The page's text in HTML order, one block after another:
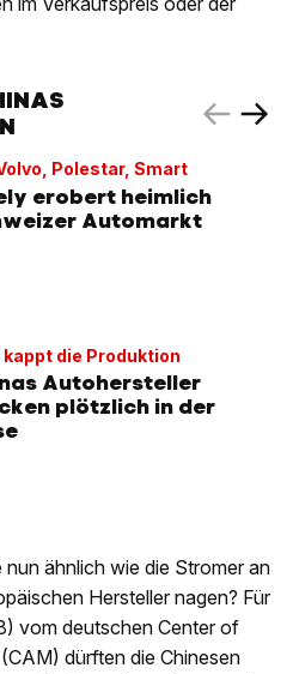
Polestar, Smart
erobert heimlich
Automarkt
kappt die Produktion
Autohersteller
plötzlich in der
ähnlich wie die Stromer an
Hersteller nagen? Für
vom deutschen Center of
dürften die Chinesen